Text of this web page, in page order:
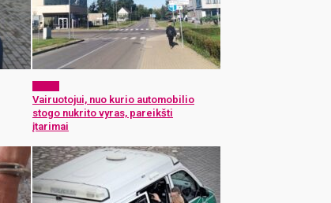
Vairuotojui, nuo kurio automobilio
stogo nukrito vyras, pareikšti
įtarimai